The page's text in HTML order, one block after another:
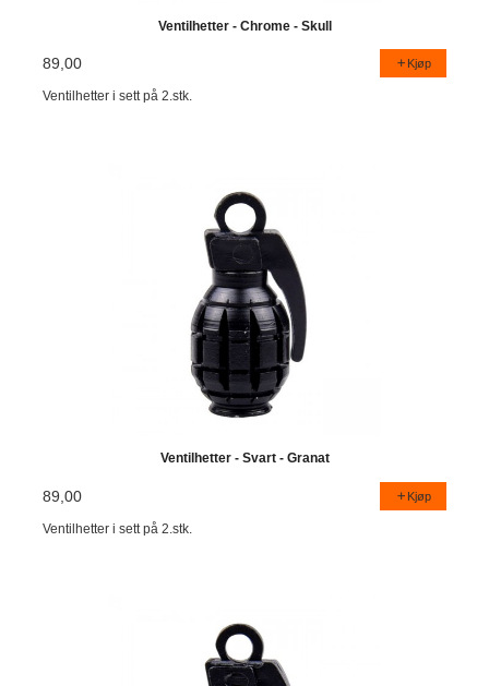
Ventilhetter - Chrome - Skull
89,00 Kjøp
Ventilhetter i sett på 2.stk.
Ventilhetter - Svart - Granat
89,00 Kjøp
Ventilhetter i sett på 2.stk.